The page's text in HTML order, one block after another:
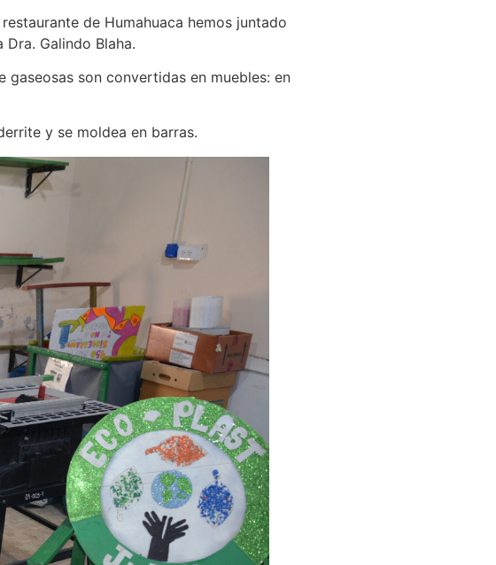
de Humahuaca hemos juntado
Galindo Blaha.
son convertidas en muebles: en
y se moldea en barras.